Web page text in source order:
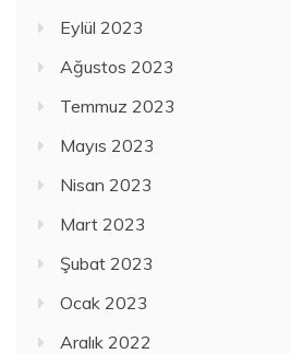
Eylül 2023
Ağustos 2023
Temmuz 2023
Mayıs 2023
Nisan 2023
Mart 2023
Şubat 2023
Ocak 2023
Aralık 2022